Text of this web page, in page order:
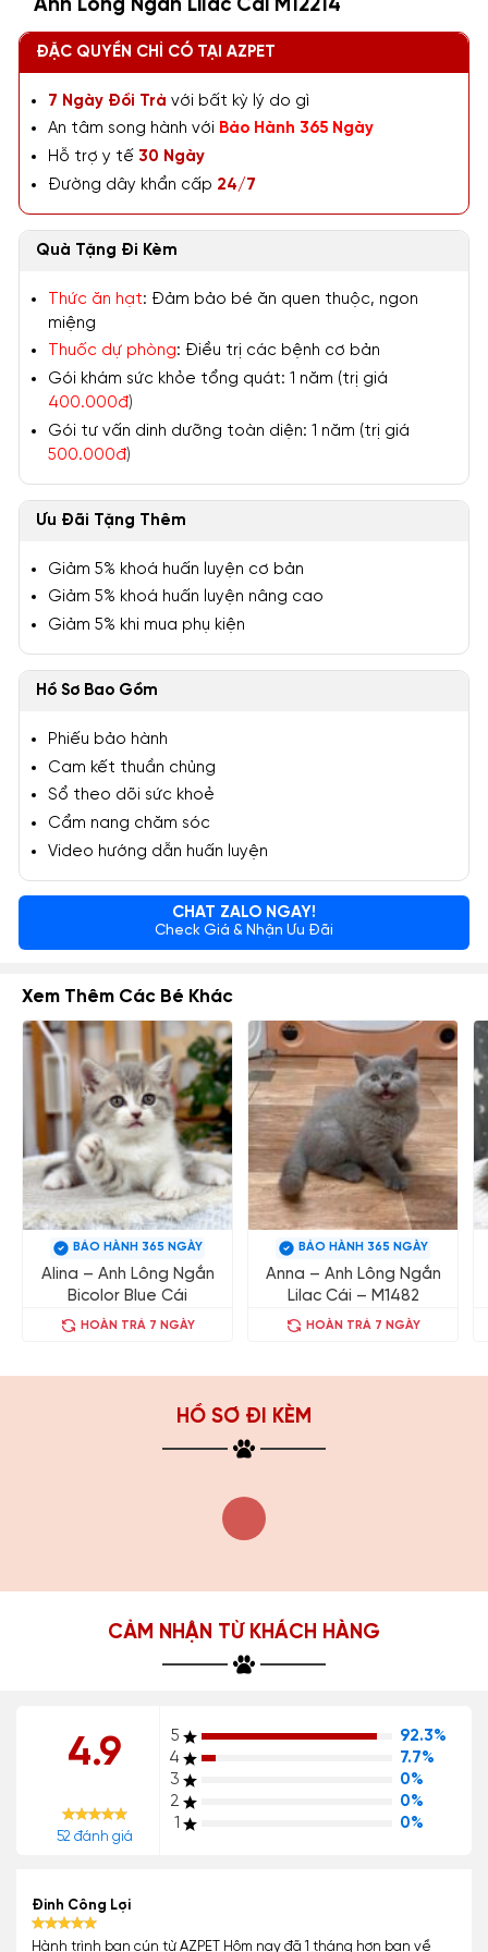
Anh Lông Ngắn Lilac Cái M12214
ĐẶC QUYỀN CHỈ CÓ TẠI AZPET
7 Ngày Đổi Trả với bất kỳ lý do gì
An tâm song hành với Bảo Hành 365 Ngày
Hỗ trợ y tế 30 Ngày
Đường dây khẩn cấp 24/7
Quà Tặng Đi Kèm
Thức ăn hạt: Đảm bảo bé ăn quen thuộc, ngon
miệng
Thuốc dự phòng: Điều trị các bệnh cơ bản
Gói khám sức khỏe tổng quát: 1 năm (trị giá
400.000đ)
Gói tư vấn dinh dưỡng toàn diện: 1 năm (trị giá
500.000đ)
Ưu Đãi Tặng Thêm
Giảm 5% khoá huấn luyện cơ bản
Giảm 5% khoá huấn luyện nâng cao
Giảm 5% khi mua phụ kiện
Hồ Sơ Bao Gồm
Phiếu bảo hành
Cam kết thuần chủng
Sổ theo dõi sức khoẻ
Cẩm nang chăm sóc
Video hướng dẫn huấn luyện
CHAT ZALO NGAY!
Check Giá & Nhận Ưu Đãi
Xem Thêm Các Bé Khác
BẢO HÀNH 365 NGÀY
Alina – Anh Lông Ngắn
Bicolor Blue Cái
HOÀN TRẢ 7 NGÀY
BẢO HÀNH 365 NGÀY
Anna – Anh Lông Ngắn
Lilac Cái – M1482
HOÀN TRẢ 7 NGÀY
HỒ SƠ ĐI KÈM
CẢM NHẬN TỪ KHÁCH HÀNG
4.9
52 đánh giá
5
92.3%
4
7.7%
3
0%
2
0%
1
0%
Đinh Công Lợi
Hành trình bạn cún từ AZPET Hôm nay đã 1 tháng hơn bạn về